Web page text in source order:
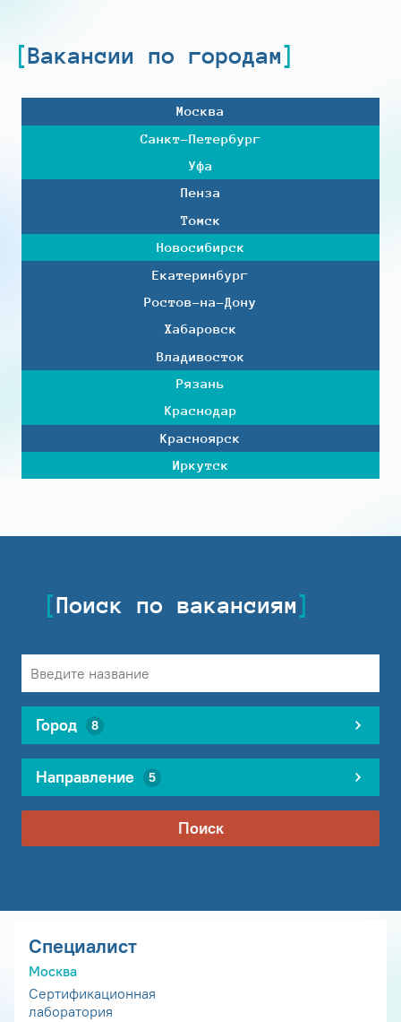
Вакансии по городам
Москва
Санкт-Петербург
Уфа
Пенза
Томск
Новосибирск
Екатеринбург
Ростов-на-Дону
Хабаровск
Владивосток
Рязань
Краснодар
Красноярск
Иркутск
Поиск по вакансиям
Город 8
Направление 5
Поиск
Специалист
Москва
Сертификационная
лаборатория